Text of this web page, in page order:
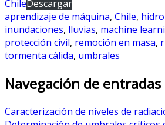
ChileDescargar
aprendizaje de máquina, Chile,
inundaciones, lluvias, machine
protección civil, remoción en masa,
tormenta cálida, umbrales
Navegación de entradas
Caracterización de niveles de